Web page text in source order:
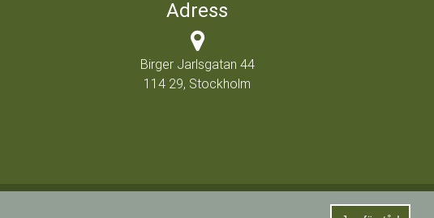
Adress
Birger Jarlsgatan 44
114 29, Stockholm